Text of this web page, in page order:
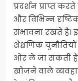
प्रदर्शन प्राप्त
और विभिन्न
संभावना रखते हैं।
शैक्षणिक
ओर ले जा सकती
खोजने वाले